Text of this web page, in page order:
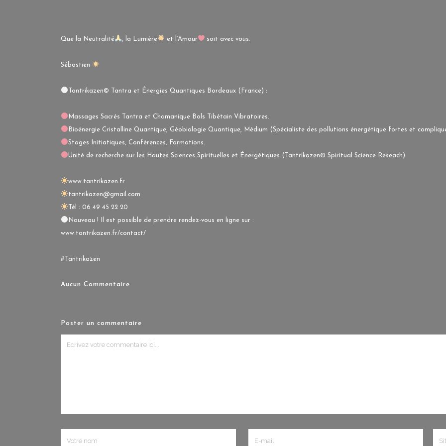
Que la Neutralité , la Lumière et l’Amour soit avec vous.
Sébastien
Tantrikazen© Tantra et Énergies Quantiques Bordeaux (France) :
Massages Sacrés Tantra et Chamanique Bols Tibétain Vibratoires.
Bioénergie Cristalline Quantique, Géobiologie Quantique, Médium (Spécialiste des pollutions énergétique fortes et
Stages Initiatiques, Conférences, Formations.
Unité de recherche sur les Hautes Sciences Spirituelles et Énergétiques (Tantrikazen© Spiritual Science Reseach)
www.tantrikazen.fr
tantrikazen@gmail.com
Tél : 06 49 45 22 20
Nouveau ! Il est possible de prendre rendez-vous en ligne sur :
www.tantrikazen.fr/contact/
#Tantrikazen
Aucun Commentaire
Poster un commentaire